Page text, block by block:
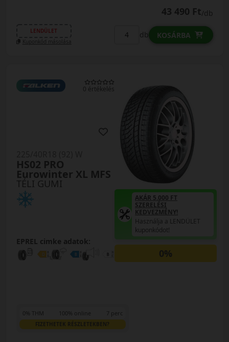
43 490 Ft/db
LENDÜLET
Kuponkód másolása
db KOSÁRBA
0 értékelés
TÉLI GUMI
HS02 PRO
Eurowinter XL MFS
EPREL cimke adatok:
AKÁR 5.000 FT
SZERELÉSI
KEDVEZMÉNY!
Használja a LENDÜLET
kuponkódot!
0%
0% THM 100% online 7 perc
FIZETHETEK RÉSZLETEKBEN?